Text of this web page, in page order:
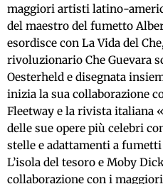
maggiori artisti latino-
del maestro del fumetto
esordisce con La Vida del
rivoluzionario Che Guevara
Oesterheld e disegnata
inizia la sua collaborazione
Fleetway e la rivista italiana
delle sue opere più celebri
stelle e adattamenti a
L’isola del tesoro e Moby
collaborazione con i